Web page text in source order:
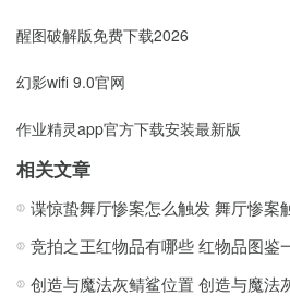
服务组件，清除冗余启动项和右键菜
选择；
2、能获得所需操作系统的最便捷操作
统，使您能够轻松地将各种内容存储
统服务权限激活功能；
3、用户无需坐在电脑前观看，原有的优
性的内容。
新颖玩法：
醒图破解版免费下载2026
幻影wifi 9.0官网
作业精灵app官方下载安装最新版
相关文章
谍惊蛰舞厅惨案怎么触发 舞厅惨案
竞拍之王红物品有哪些 红物品图鉴
创造与魔法灰鲭鲨位置 创造与魔法